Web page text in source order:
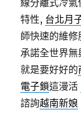
線分離式冷
特性, 台北月
師快速的維
承諾全世界
就是要好好的
電子鎖這漫活
諮詢越南新娘